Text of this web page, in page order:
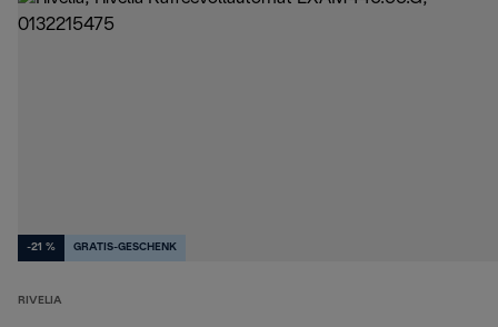
-21 % GRATIS-GESCHENK
RIVELIA